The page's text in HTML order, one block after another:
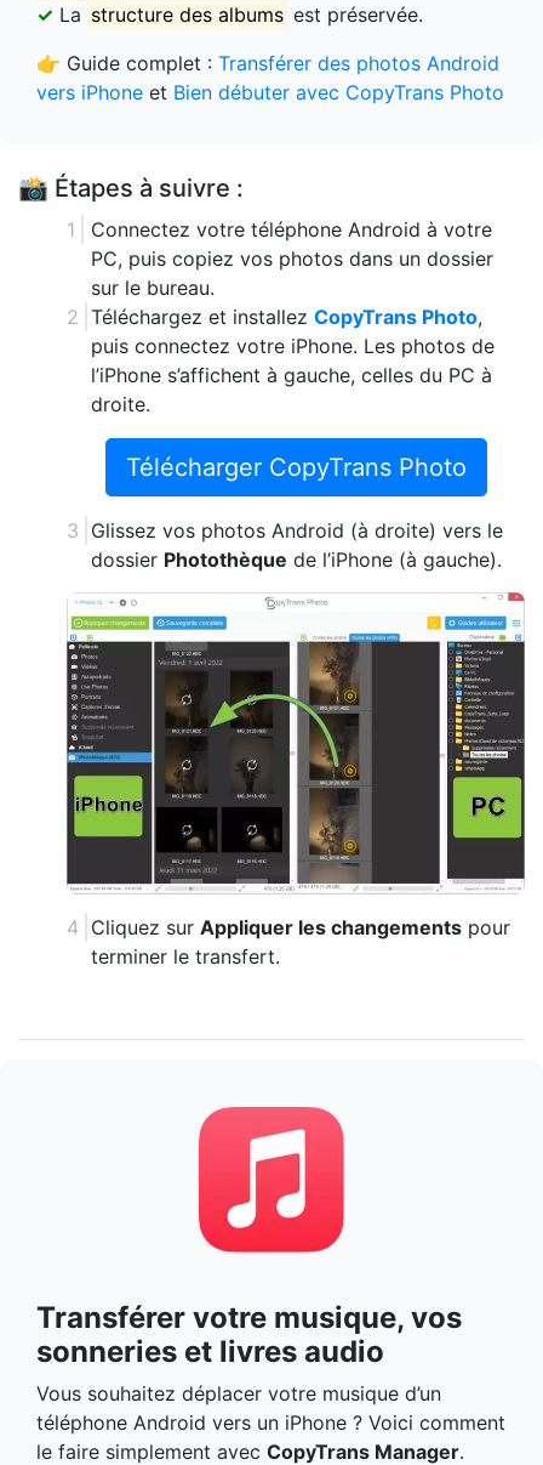
✓ La structure des albums est préservée.
👉 Guide complet : Transférer des photos Android
vers iPhone et Bien débuter avec CopyTrans Photo
📸 Étapes à suivre :
Connectez votre téléphone Android à votre
PC, puis copiez vos photos dans un dossier
sur le bureau.
Téléchargez et installez CopyTrans Photo,
puis connectez votre iPhone. Les photos de
l’iPhone s’affichent à gauche, celles du PC à
droite.
Télécharger CopyTrans Photo
Glissez vos photos Android (à droite) vers le
dossier Photothèque de l’iPhone (à gauche).
Cliquez sur Appliquer les changements pour
terminer le transfert.
Transférer votre musique, vos
sonneries et livres audio
Vous souhaitez déplacer votre musique d’un
téléphone Android vers un iPhone ? Voici comment
le faire simplement avec CopyTrans Manager.